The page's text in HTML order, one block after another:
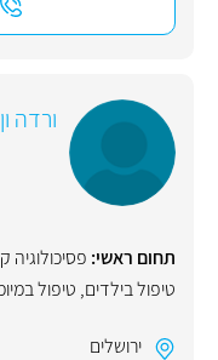
ורדה
תחום ראשי: פסיכולוגיה
טיפול בילדים, טיפול
ירושלים